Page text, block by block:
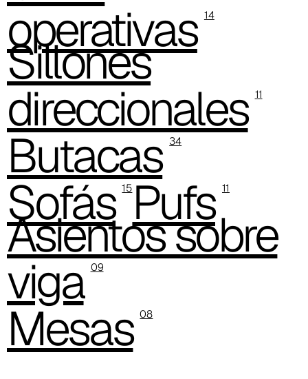
C -38
C 38A
C 385
C 38P
C 38H
C 388
Xtreme (Cat. C - Tejido)
C 335
C 333
C 338
C 325
operativas 14
Sillones
direccionales 11
Butacas 34
Sofás 15Pufs 11
Asientos sobre
viga 09
Mesas 08